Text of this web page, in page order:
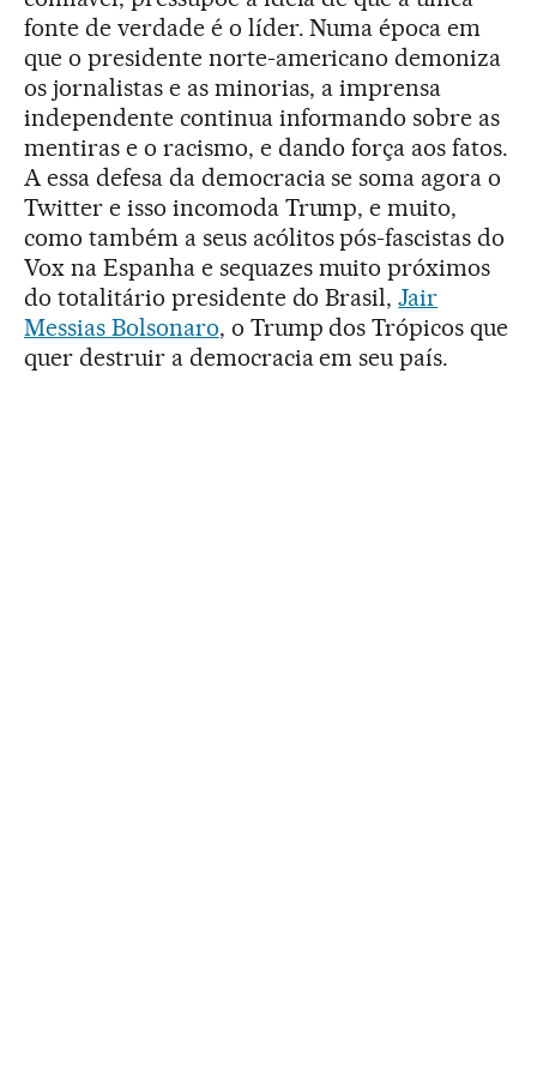
fonte de verdade é o líder. Numa época em
que o presidente norte-americano demoniza
os jornalistas e as minorias, a imprensa
independente continua informando sobre as
mentiras e o racismo, e dando força aos fatos.
A essa defesa da democracia se soma agora o
Twitter e isso incomoda Trump, e muito,
como também a seus acólitos pós-fascistas do
Vox na Espanha e sequazes muito próximos
do totalitário presidente do Brasil,Jair
Messias Bolsonaro, o Trump dos Trópicos que
quer destruir a democracia em seu país.